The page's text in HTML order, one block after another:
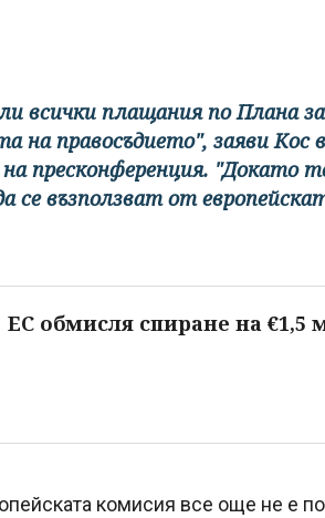
всички плащания по Плана
на правосъдието", заяви Кос
пресконференция. "Докато
се възползват от
ЕС обмисля спиране на €1,5
комисия все още не е